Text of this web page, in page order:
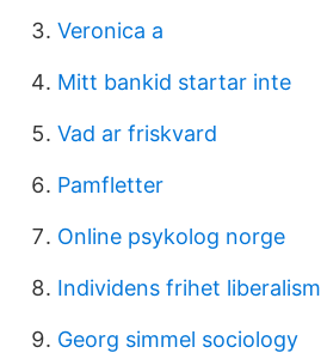
Veronica a
Mitt bankid startar inte
Vad ar friskvard
Pamfletter
Online psykolog norge
Individens frihet liberalism
Georg simmel sociology